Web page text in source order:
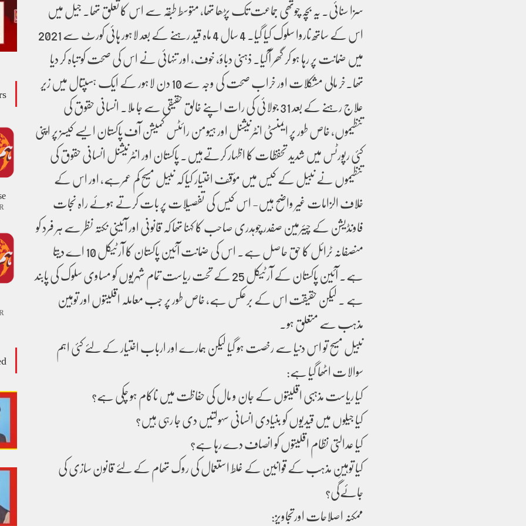
سزا سنائی۔ یہ بچہ چوتھی جماعت تک پڑھا تھا، متوسط طبقہ سے اس کا تعلق تھا۔ جیل میں
اس کے ساتھ ناروا سلوک کیا گیا۔ 4 سال 4 ماہ قید رہنے کے بعد لاہور ہائی کورٹ سے 2021
میں ضمانت پر رہا ہو کر گھر آگیا۔ ذہنی دباؤ، خوف، اور تنہائی نے اس کی صحت کو تباہ کر دیا
تھا۔خر مالی مشکلات اور خراب صحت کی وجہ سے 10 دن لاہور کے ایک ہسپتال میں زیر
علاج رہنے کے بعد 31 جولائی کی رات اپنے خالق حقیقی سے جا ملا۔ انسانی حقوق کی
تنظیموں، خاص طور پر ایمنسٹی انٹرنیشنل اور ہیومن رائٹس کمیشن آف پاکستان ایسے کیسز پر اپنی
کئی رپورٹس میں شدید تحفظات کا اظہار کرتےہیں۔ پاکستان اور انٹرنیشنل انسانی حقوق کی
تنظیموں نے نبیل کے کیس میں مؤقف اختیار کیا کہ نبیل مسیح کم عمرہے، اور اس کے
خلاف الزامات غیر واضح ہیں- اس کیس کی تفصیلات پر بات کرتے ہوئے راہ نجات
فاونڈیشن کے چیئرمین صفدر چوہدری صاحب کا کہنا تھا کہ قانونی اور آئینی نکتہ نظر سے ہر فرد کو
منصفانہ ٹرائل کا حق حاصل ہے۔ اس کی ضمانت آئین پاکستان کا آرٹیکل 10 اے دیتا
ہے۔ آئین پاکستان کے آرٹیکل 25 کے تحت ریاست تمام شہریوں کو مساوی سلوک کی پابند
ہے ۔ لیکن حقیقت اس کے برعکس ہے، خاص طور پر جب معاملہ اقلیتوں اور توہین
مذہب سے متعلق ہو۔
نبیل مسیح تو اس دنیا سے رخصت ہو گیا لیکن ہمارے اور ارباب اختیار کے لئے کئی اہم
سوالات اٹھا گیا ہے:
کیا ریاست مذہبی اقلیتوں کے جان و مال کی حفاظت میں ناکام ہو چکی ہے؟
کیا جیلوں میں قیدیوں کو بنیادی انسانی سہولتیں دی جا رہی ہیں؟
کیا عدالتی نظام اقلیتوں کو انصاف دے رہا ہے؟
کیا توہینِ مذہب کے قوانین کے غلط استعمال کی روک تھام کے لئے قانون سازی کی
جائےگی؟
ممکنہ اصلاحات اورتجاویز: